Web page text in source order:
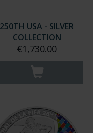
250TH USA - SILVER
COLLECTION
€1,730.00